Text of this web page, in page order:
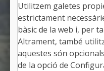
LA
Alcalde:
El
http://
Utilitzem galetes
estrictament
bàsic de la web i, per
Altrament, també
aquestes són
de la opció de